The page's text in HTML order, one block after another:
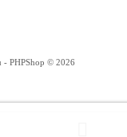
- PHPShop © 2026